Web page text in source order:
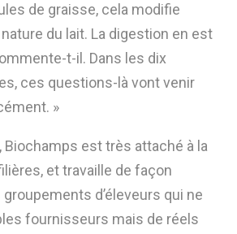
de graisse, cela modifie
du lait. La digestion en est
t-il. Dans les dix
ces questions-là vont venir
»
Biochamps est très attaché à la
et travaille de façon
d’éleveurs qui ne
fournisseurs mais de réels